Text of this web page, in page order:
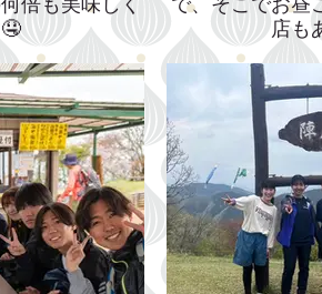
店も